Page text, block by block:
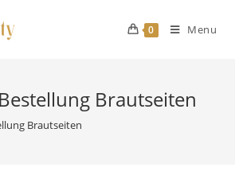
0 Menu
Brautseiten
Brautseiten